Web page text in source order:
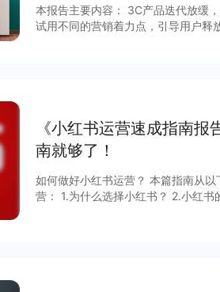
本报告主要内容： 3C产品迭代放缓，用户换机周期延长，品牌在保持营销力度的同时如何尝
试用不同的营销着力点，引导用户释
《小红书运营速成指南
南就够了！
如何做好小红书运营？ 本篇指南从
营： 1.为什么选择小红书？ 2.小红